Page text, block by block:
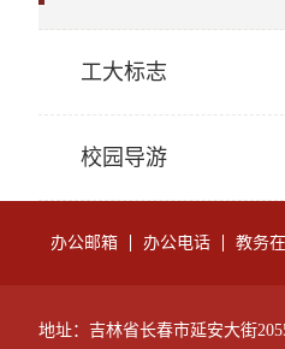
工大标志
校园导游
办公邮箱 办公电话 教务
地址：吉林省长春市延安大街